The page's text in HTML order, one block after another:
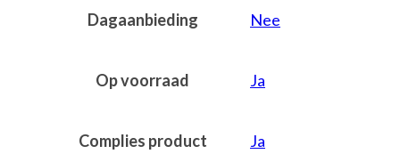
Dagaanbieding Nee
Op voorraad Ja
Complies product Ja